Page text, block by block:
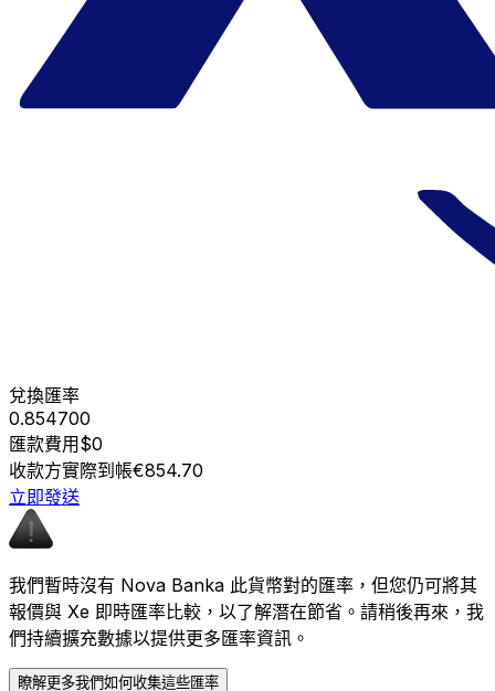
兌換匯率
0.854700
匯款費用$0
收款方實際到帳€854.70
立即發送
我們暫時沒有 Nova Banka 此貨幣對的匯率，但您仍可將其
報價與 Xe 即時匯率比較，以了解潛在節省。請稍後再來，我
們持續擴充數據以提供更多匯率資訊。
瞭解更多我們如何收集這些匯率